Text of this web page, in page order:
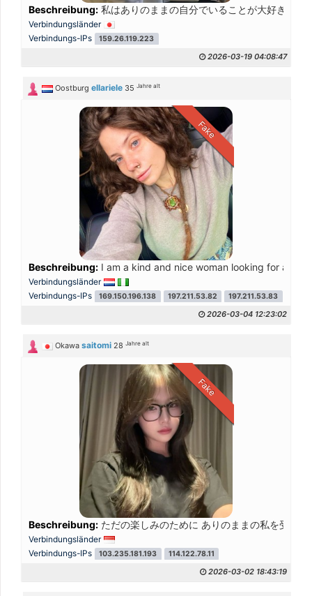
Beschreibung: 私はありのままの自分でいることが大好きで
Verbindungsländer
Verbindungs-IPs
159.26.119.223
2026-03-19 04:08:47
Oostburg ellariele 35Jahre alt
Fake
Beschreibung: I am a kind and nice woman looking for a
Verbindungsländer
Verbindungs-IPs
169.150.196.138 197.211.53.82 197.211.53.83
2026-03-04 12:23:02
Okawa saitomi 28Jahre alt
Fake
Beschreibung: ただの楽しみのために ありのままの私を受け
Verbindungsländer
Verbindungs-IPs
103.235.181.193 114.122.78.11
2026-03-02 18:43:19